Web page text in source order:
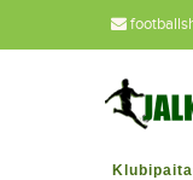
Klubipaita